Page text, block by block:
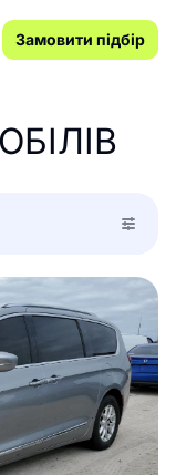
Замовити підбір